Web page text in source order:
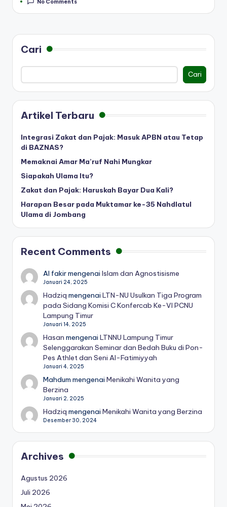
No Comments
Cari
Cari
Artikel Terbaru
Integrasi Zakat dan Pajak: Masuk APBN atau Tetap
di BAZNAS?
Memaknai Amar Ma’ruf Nahi Mungkar
Siapakah Ulama Itu?
Zakat dan Pajak: Haruskah Bayar Dua Kali?
Harapan Besar pada Muktamar ke-35 Nahdlatul
Ulama di Jombang
Recent Comments
Al fakirmengenaiIslam dan Agnostisisme
Januari 24, 2025
Hadziq mengenaiLTN-NU Usulkan Tiga Program
pada Sidang Komisi C Konfercab Ke-VI PCNU
Lampung Timur
Januari 14, 2025
Hasan mengenaiLTNNU Lampung Timur
Selenggarakan Seminar dan Bedah Buku di Pon-
Pes Athlet dan Seni Al-Fatimiyyah
Januari 4, 2025
Mahdum mengenaiMenikahi Wanita yang
Berzina
Januari 2, 2025
Hadziq mengenaiMenikahi Wanita yang Berzina
Desember 30, 2024
Archives
Agustus 2026
Juli 2026